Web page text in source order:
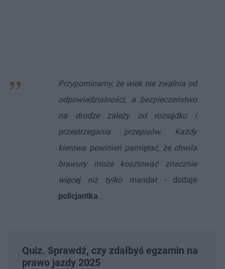
Przypominamy, że wiek nie zwalnia od
odpowiedzialności, a bezpieczeństwo
na drodze zależy od rozsądku i
przestrzegania przepisów. Każdy
kierowa powinien pamiętać, że chwila
brawury może kosztować znacznie
więcej niż tylko mandat - dodaje
policjantka.
Quiz. Sprawdź, czy zdałbyś egzamin na
prawo jazdy 2025